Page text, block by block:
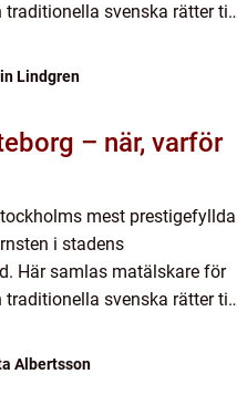
svenska rätter till
Lindgren
– när, varför
mest prestigefyllda
i stadens
Här samlas matälskare för
svenska rätter till
Albertsson